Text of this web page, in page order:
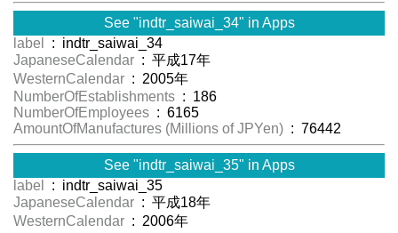
See "indtr_saiwai_34" in Apps
label
: indtr_saiwai_34
JapaneseCalendar : 平成17年
WesternCalendar : 2005年
NumberOfEstablishments : 186
NumberOfEmployees : 6165
AmountOfManufactures (Millions of JPYen) : 76442
See "indtr_saiwai_35" in Apps
label
: indtr_saiwai_35
JapaneseCalendar : 平成18年
WesternCalendar : 2006年